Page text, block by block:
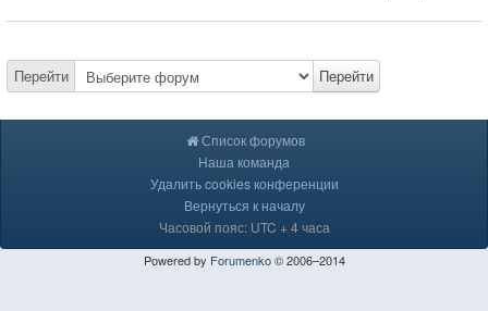
Перейти Перейти
Список форумов
Наша команда
Удалить cookies конференции
Вернуться к началу
Часовой пояс: UTC + 4 часа
Powered by Forumenko© 2006–2014